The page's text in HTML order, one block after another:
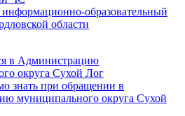
образовательный
области
в Администрацию
округа Сухой Лог
знать при обращении в
муниципального округа Сухой